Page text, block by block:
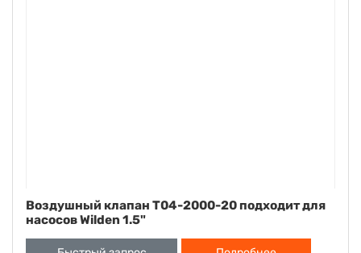
Воздушный клапан T04-2000-20 подходит для
насосов Wilden 1.5"